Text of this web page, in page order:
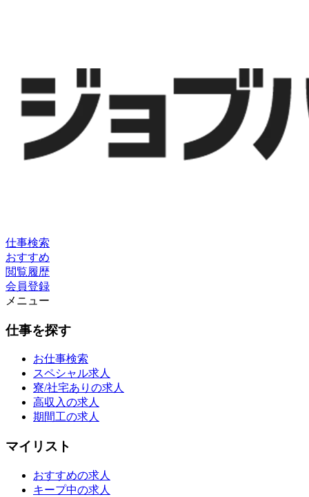
仕事検索
おすすめ
閲覧履歴
会員登録
メニュー
仕事を探す
お仕事検索
スペシャル求人
寮/社宅ありの求人
高収入の求人
期間工の求人
マイリスト
おすすめの求人
キープ中の求人